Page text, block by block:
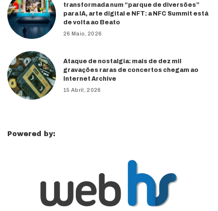
transformada num “parque de diversões”
para IA, arte digital e NFT: a NFC Summit está
de volta ao Beato
26 Maio, 2026
Ataque de nostalgia: mais de dez mil
gravações raras de concertos chegam ao
Internet Archive
15 Abril, 2026
Powered by: